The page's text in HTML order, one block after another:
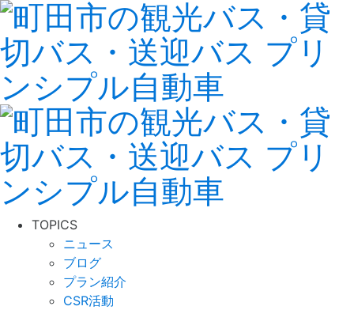
TOPICS
ニュース
ブログ
プラン紹介
CSR活動